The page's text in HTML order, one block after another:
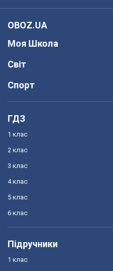
OBOZ.UA
Моя Школа
Світ
Спорт
ГДЗ
1 клас
2 клас
3 клас
4 клас
5 клас
6 клас
Підручники
1 клас